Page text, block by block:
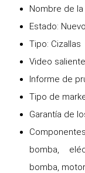
Nombre de la
Estado: Nuevo
Tipo: Cizallas
Video
Informe de
Tipo de
Garantía de
bomba,
bomba,